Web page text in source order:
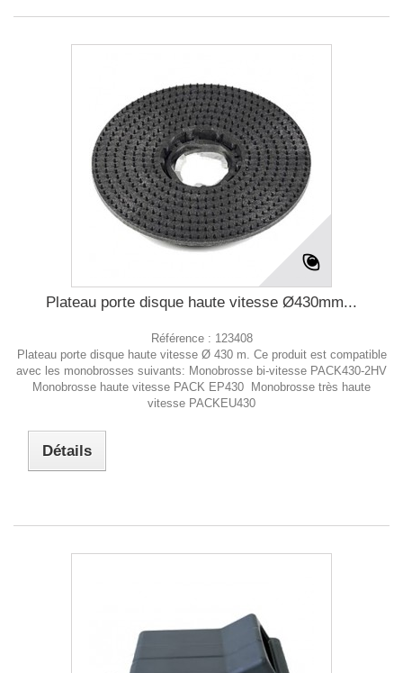
Plateau porte disque haute vitesse Ø430mm...
Référence : 123408
Plateau porte disque haute vitesse Ø 430 m. Ce produit est compatible
avec les monobrosses suivants: Monobrosse bi-vitesse PACK430-2HV
Monobrosse haute vitesse PACK EP430 Monobrosse très haute
vitesse PACKEU430
Détails